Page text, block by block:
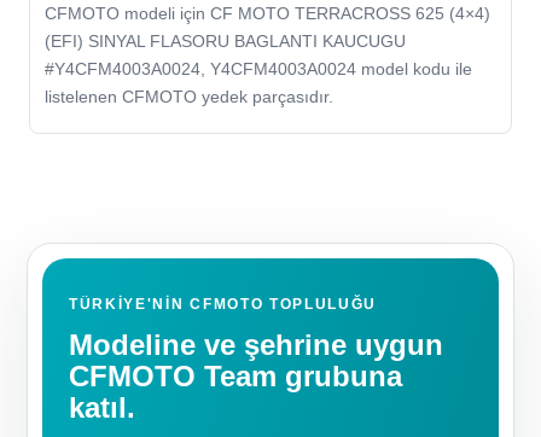
CFMOTO modeli için CF MOTO TERRACROSS 625 (4×4)
(EFI) SINYAL FLASORU BAGLANTI KAUCUGU
#Y4CFM4003A0024, Y4CFM4003A0024 model kodu ile
listelenen CFMOTO yedek parçasıdır.
TÜRKIYE'NIN CFMOTO TOPLULUĞU
Modeline ve şehrine uygun
CFMOTO Team grubuna
katıl.